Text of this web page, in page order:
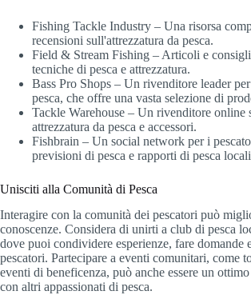
Fishing Tackle Industry – Una risorsa
recensioni sull'attrezzatura da pesca.
Field & Stream Fishing – Articoli e
tecniche di pesca e attrezzatura.
Bass Pro Shops – Un rivenditore leader
pesca, che offre una vasta selezione di
Tackle Warehouse – Un rivenditore online
attrezzatura da pesca e accessori.
Fishbrain – Un social network per i
previsioni di pesca e rapporti di pesca
Unisciti alla Comunità di Pesca
Interagire con la comunità dei pescatori può
conoscenze. Considera di unirti a club di pesca
dove puoi condividere esperienze, fare domande
pescatori. Partecipare a eventi comunitari, come
eventi di beneficenza, può anche essere un
con altri appassionati di pesca.